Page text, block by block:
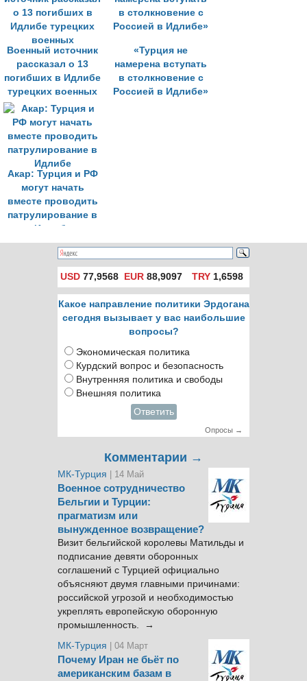
Военный источник
рассказал о 13
погибших в Идлибе
турецких военных
«Турция не
намерена вступать
в столкновение с
Россией в Идлибе»
Акар: Турция и РФ
могут начать
вместе проводить
патрулирование в
Идлибе
USD 77,9568 EUR 88,9097 TRY1,6598
Какое направление политики Эрдогана
сегодня вызывает у вас наибольшие
вопросы?
Экономическая политика
Курдский вопрос и безопасность
Внутренняя политика и свободы
Внешняя политика
Ответить
Опросы →
Комментарии →
МК-Турция | 14 Май
Военное сотрудничество
Бельгии и Турции:
прагматизм или
вынужденное возвращение?
Визит бельгийской королевы Матильды и
подписание девяти оборонных
соглашений с Турцией официально
объясняют двумя главными причинами:
российской угрозой и необходимостью
укреплять европейскую оборонную
промышленность. →
МК-Турция
| 04 Март
Почему Иран не бьёт по
американским базам в